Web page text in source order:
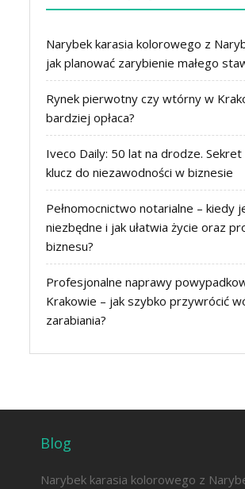
Narybek karasia kolorowego z
jak planować zarybienie małego
Rynek pierwotny czy wtórny w
bardziej opłaca?
Iveco Daily: 50 lat na drodze.
klucz do niezawodności w biznesie
Pełnomocnictwo notarialne – kiedy
niezbędne i jak ułatwia życie oraz
biznesu?
Profesjonalne naprawy
Krakowie – jak szybko przywrócić
zarabiania?
Blog
Narybek karasia kolorowego z